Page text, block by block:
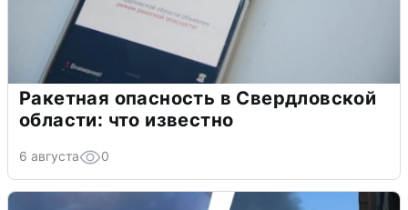
Ракетная опасность в Свердловской
области: что известно
6 августа 0